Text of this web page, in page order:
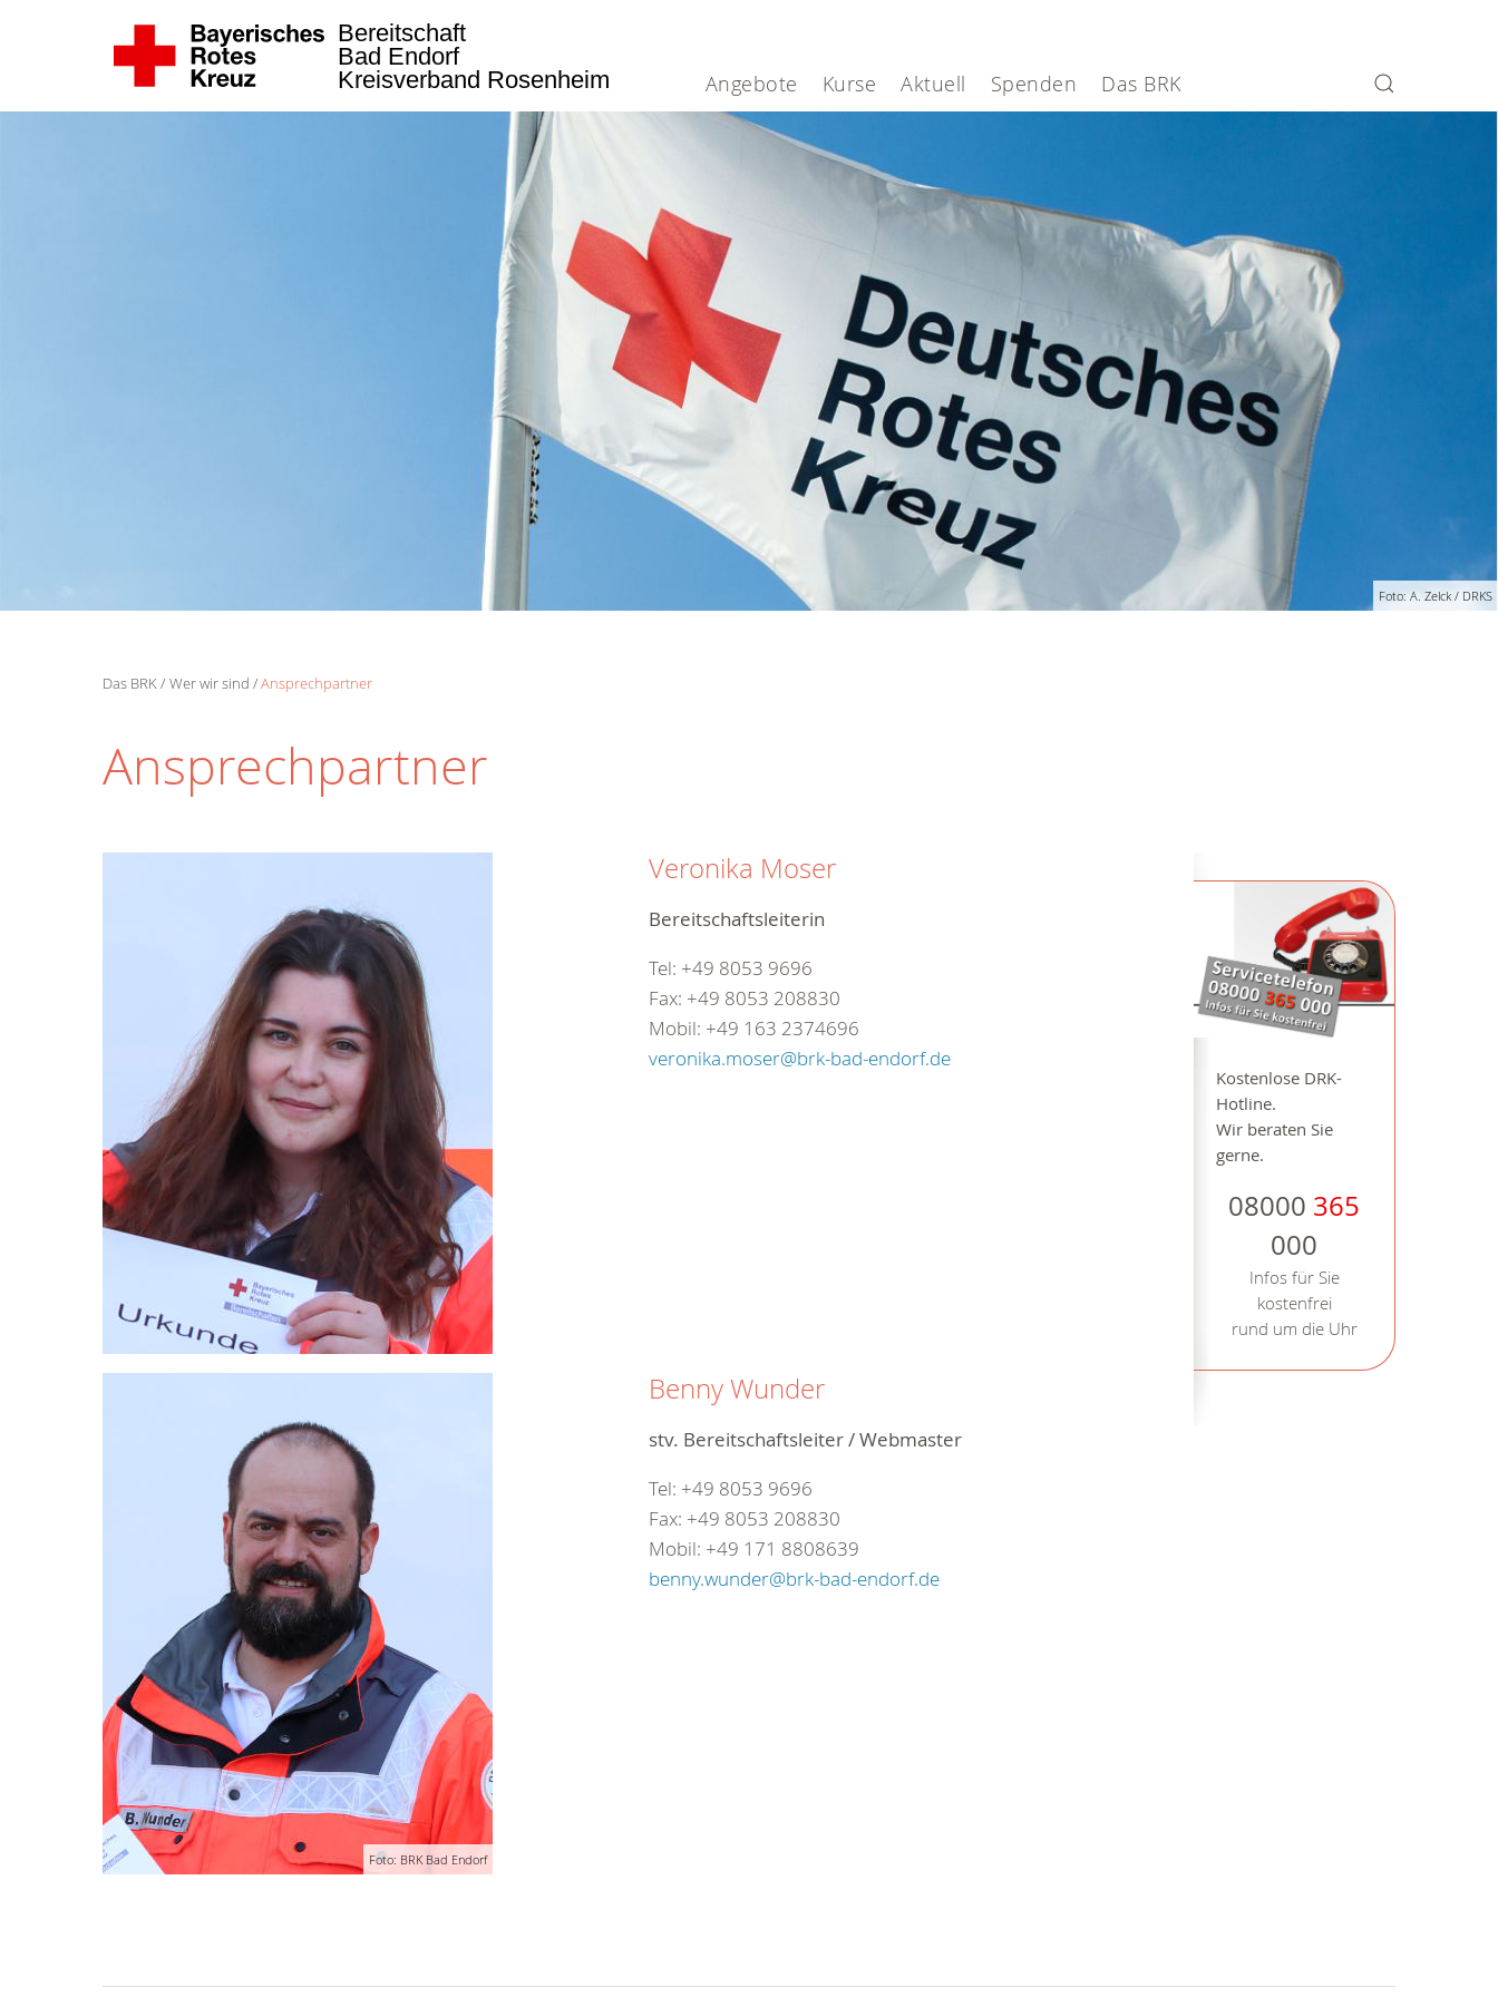
Bereitschaft
Bad Endorf
Kreisverband Rosenheim
Angebote Kurse Aktuell Spenden Das BRK
Foto: A. Zelck / DRKS
Das BRK Wer wir sind Ansprechpartner
Ansprechpartner
Veronika Moser
Bereitschaftsleiterin
Tel: +49 8053 9696
Fax: +49 8053 208830
Mobil: +49 163 2374696
veronika.moser@brk-bad-endorf.de
Foto: BRK Bad Endorf
Benny Wunder
stv. Bereitschaftsleiter / Webmaster
Tel: +49 8053 9696
Fax: +49 8053 208830
Mobil: +49 171 8808639
benny.wunder@brk-bad-endorf.de
Kostenlose DRK-
Hotline.
Wir beraten Sie
gerne.
08000 365
000
Infos für Sie
kostenfrei
rund um die Uhr